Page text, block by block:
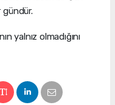
yalnız olmadığını